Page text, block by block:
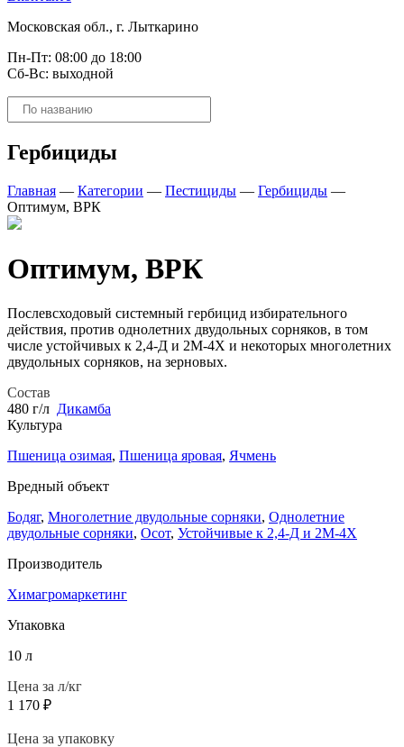
Московская обл., г. Лыткарино
Пн-Пт: 08:00 до 18:00
Сб-Вс: выходной
Поиск
товаров
Гербициды
Главная — Категории — Пестициды — Гербициды —
Оптимум, ВРК
Оптимум, ВРК
Послевсходовый системный гербицид избирательного
действия, против однолетних двудольных сорняков, в том
числе устойчивых к 2,4-Д и 2М-4Х и некоторых многолетних
двудольных сорняков, на зерновых.
Состав
480 г/л Дикамба
Культура
Пшеница озимая, Пшеница яровая, Ячмень
Вредный объект
Бодяг, Многолетние двудольные сорняки, Однолетние
двудольные сорняки, Осот, Устойчивые к 2,4-Д и 2М-4Х
Производитель
Химагромаркетинг
Упаковка
10 л
Цена за л/кг
1 170 ₽
Цена за упаковку